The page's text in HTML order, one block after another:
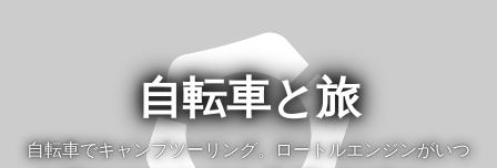
自転車と旅
自転車でキャンプツーリング。ロートルエンジンがいつ